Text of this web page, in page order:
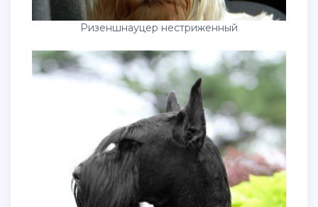
Ризеншнауцер нестриженный